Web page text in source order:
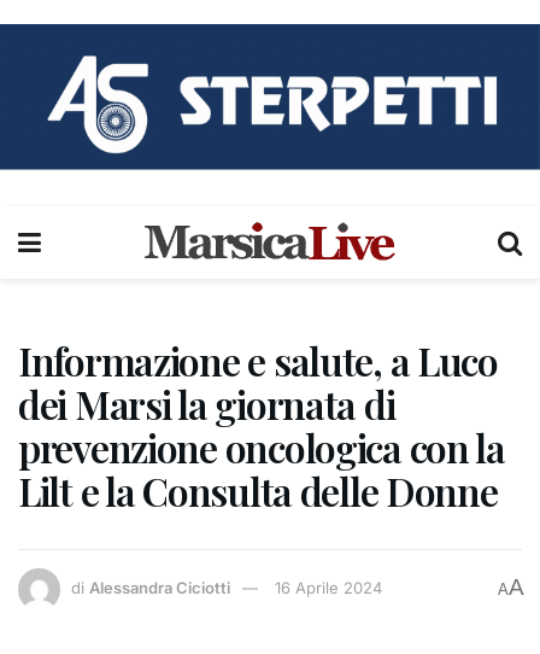
Informazione e salute, a Luco
dei Marsi la giornata di
prevenzione oncologica con la
Lilt e la Consulta delle Donne
di Alessandra Ciciotti 16 Aprile 2024 AA